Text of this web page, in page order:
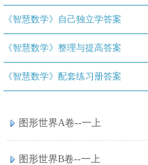
《智慧数学》自己独立学答案
《智慧数学》整理与提高答案
《智慧数学》配套练习册答案
图形世界A卷--一上
图形世界B卷--一上